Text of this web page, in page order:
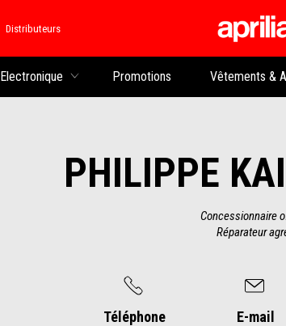
Distributeurs
Distributeurs
Electronique Promotions Vêtements &
PHILIPPE
Concessionnaire
Réparateur
Téléphone E-mail